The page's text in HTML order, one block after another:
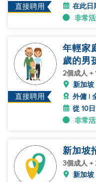
直接聘用
在此日
非常
直接聘用
年輕家
歲的男
2個成人 +
新加坡
外傭 |
從 10
非常
新加坡
3個成人 +
新加坡